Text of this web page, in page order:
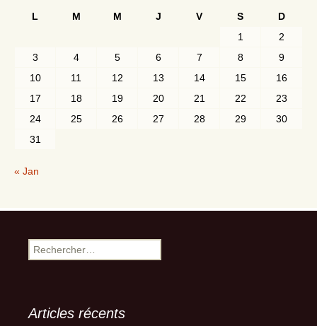
L
M M J V S
D
1
2
3
4 5 6 7 8
9
10
11 12 13 14 15
16
17
18 19 20 21 22
23
24
25 26 27 28 29
30
31
« Jan
Rechercher :
Articles récents